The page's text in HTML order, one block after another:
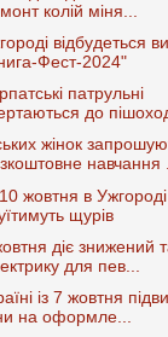
колій міня...
відбудеться
Фест-2024"
патрульні
до
жінок
навчання
жовтня в Ужгороді
щурів
діє знижений
для пев...
із 7 жовтня
на оформле...